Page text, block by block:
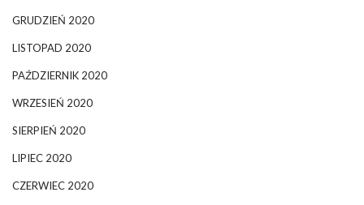
GRUDZIEŃ 2020
LISTOPAD 2020
PAŹDZIERNIK 2020
WRZESIEŃ 2020
SIERPIEŃ 2020
LIPIEC 2020
CZERWIEC 2020